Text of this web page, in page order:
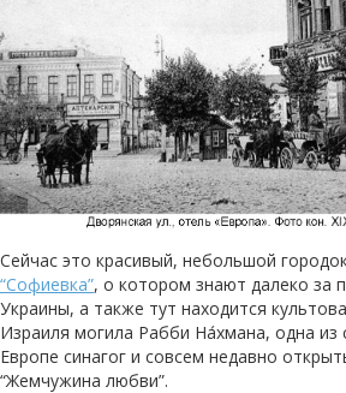
Сейчас это красивый, небольшой
“Софиевка”, о котором знают далеко за
Украины, а также тут находится
Израиля могила Рабби На́хмана, одна из
Европе синагог и совсем недавно
“Жемчужина любви”.